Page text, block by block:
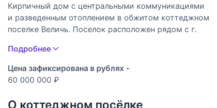
Кирпичный дом с центральными коммуникациями
и разведенным отоплением в обжитом коттеджном
поселке Величь. Поселок расположен рядом с г.
Новорижскому шоссе из центра Москвы.
Качественное строительство. Высокие потолки,
второй свет в гостиной. Богатый функционал: 6
комнатой отдыха, каминный зал, гараж на 2 авто.
Подробнее
Цена зафиксирована в рублях -
60 000 000 ₽
О коттеджном посёлке